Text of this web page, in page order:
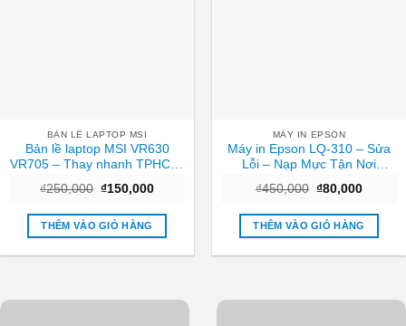
BẢN LỀ LAPTOP MSI
Bản lề laptop MSI VR630
VR705 – Thay nhanh TPHCM,
₫250,000 Giá
là:
₫250,000.
₫150,000Giá
tại
₫150,000.
THÊM VÀO GIỎ HÀNG
MÁY IN EPSON
Máy in Epson LQ-310 – Sửa
Lỗi – Nạp Mực Tận Nơi
₫450,000 Giá
là:
₫450,000.
₫80,000Giá
tại
là:
THÊM VÀO GIỎ HÀNG